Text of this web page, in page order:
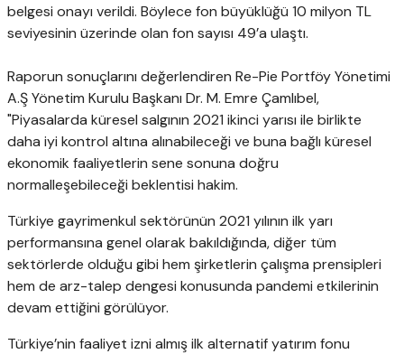
belgesi onayı verildi. Böylece fon büyüklüğü 10 milyon TL
seviyesinin üzerinde olan fon sayısı 49’a ulaştı.
Raporun sonuçlarını değerlendiren Re-Pie Portföy Yönetimi
A.Ş Yönetim Kurulu Başkanı Dr. M. Emre Çamlıbel,
"Piyasalarda küresel salgının 2021 ikinci yarısı ile birlikte
daha iyi kontrol altına alınabileceği ve buna bağlı küresel
ekonomik faaliyetlerin sene sonuna doğru
normalleşebileceği beklentisi hakim.
Türkiye gayrimenkul sektörünün 2021 yılının ilk yarı
performansına genel olarak bakıldığında, diğer tüm
sektörlerde olduğu gibi hem şirketlerin çalışma prensipleri
hem de arz-talep dengesi konusunda pandemi etkilerinin
devam ettiğini görülüyor.
Türkiye’nin faaliyet izni almış ilk alternatif yatırım fonu